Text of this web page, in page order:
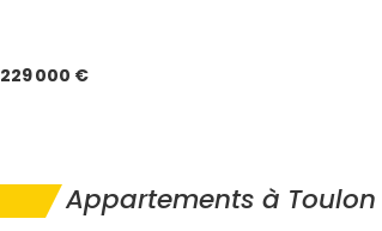
229 000 €
Appartements à